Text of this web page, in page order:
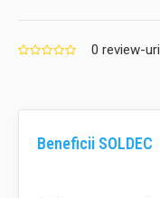
0 review-uri
Beneficii SOLDEC